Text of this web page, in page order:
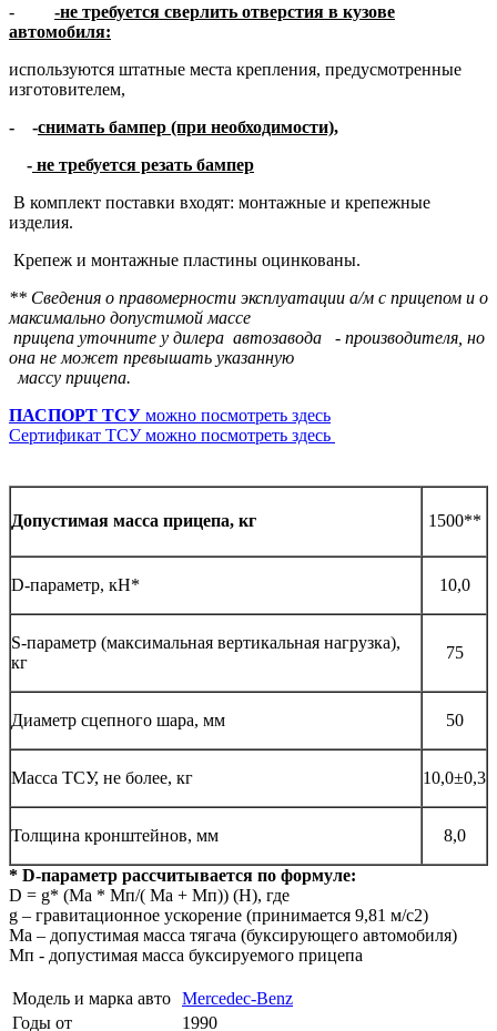
- -не требуется сверлить отверстия в кузове
автомобиля:
используются штатные места крепления, предусмотренные
изготовителем,
- -снимать бампер (при необходимости),
- не требуется резать бампер
В комплект поставки входят: монтажные и крепежные
изделия.
Крепеж и монтажные пластины оцинкованы.
** Сведения о правомерности эксплуатации а/м с прицепом и о
максимально допустимой массе
прицепа уточните у дилера автозавода - производителя, но
она не может превышать указанную
массу прицепа.
ПАСПОРТ ТСУ можно посмотреть здесь
Сертификат ТСУ можно посмотреть здесь
Допустимая масса прицепа, кг 1500**
D-параметр, кН* 10,0
S-параметр (максимальная вертикальная нагрузка),
кг
75
Диаметр сцепного шара, мм 50
Масса ТСУ, не более, кг 10,0±0,3
Толщина кронштейнов, мм 8,0
* D-параметр рассчитывается по формуле:
D = g* (Mа * Мп/( Mа + Мп)) (Н), где
g – гравитационное ускорение (принимается 9,81 м/с2)
Mа – допустимая масса тягача (буксирующего автомобиля)
Мп - допустимая масса буксируемого прицепа
Модель и марка авто Mercedec-Benz
Годы от
1990